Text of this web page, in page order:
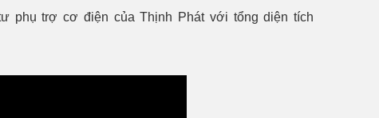
phụ trợ cơ điện của Thịnh Phát với tổng diện tích